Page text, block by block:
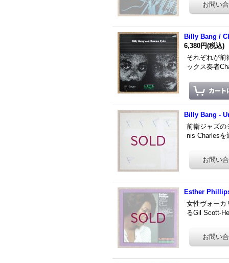
Billy Bang /
6,380円(税込)
それぞれが前
ックス奏者
Billy Bang -
前衛ジャズの
nis Charles
Esther
女性ヴォーカ
るGil Scott-